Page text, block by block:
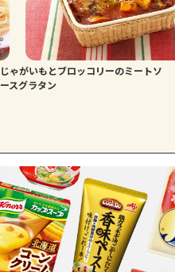
じゃがいもとブロッコリーのミートソ
ースグラタン